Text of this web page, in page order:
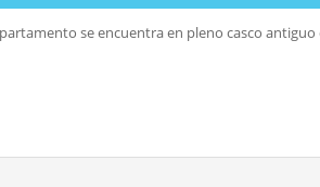
se encuentra en pleno casco antiguo